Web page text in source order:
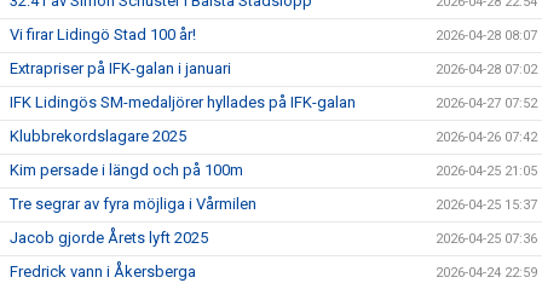
Vi firar Lidingö Stad 100 år! 2026-04-28 08:07
Extrapriser på IFK-galan i januari 2026-04-28 07:02
IFK Lidingös SM-medaljörer hyllades på IFK-galan 2026-04-27 07:52
Klubbrekordslagare 2025 2026-04-26 07:42
Kim persade i längd och på 100m 2026-04-25 21:05
Tre segrar av fyra möjliga i Vårmilen 2026-04-25 15:37
Jacob gjorde Årets lyft 2025 2026-04-25 07:36
Fredrick vann i Åkersberga 2026-04-24 22:59